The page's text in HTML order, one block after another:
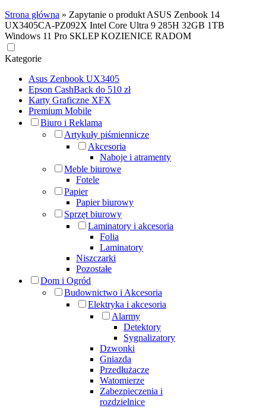
Strona główna » Zapytanie o produkt ASUS Zenbook 14
UX3405CA-PZ092X Intel Core Ultra 9 285H 32GB 1TB
Windows 11 Pro SKLEP KOZIENICE RADOM
Kategorie
Asus Zenbook UX3405
Epson CashBack do 510 zł
Karty Graficzne XFX
Premium Mobile
Biuro i Reklama
Artykuły piśmiennicze
Akcesoria
Naboje i atramenty
Meble biurowe
Fotele
Papier
Papier biurowy
Sprzęt biurowy
Laminatory i akcesoria
Folia
Laminatory
Niszczarki
Pozostałe
Dom i Ogród
Budownictwo i Akcesoria
Elektryka i akcesoria
Alarmy
Detektory
Sygnalizatory
Dzwonki
Gniazda
Przedłużacze
Watomierze
Zabezpieczenia i
rozdzielnice